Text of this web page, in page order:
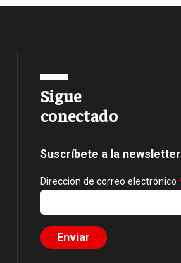
Sigue
conectado
Suscríbete a la newsletter
Dirección de correo electrónico